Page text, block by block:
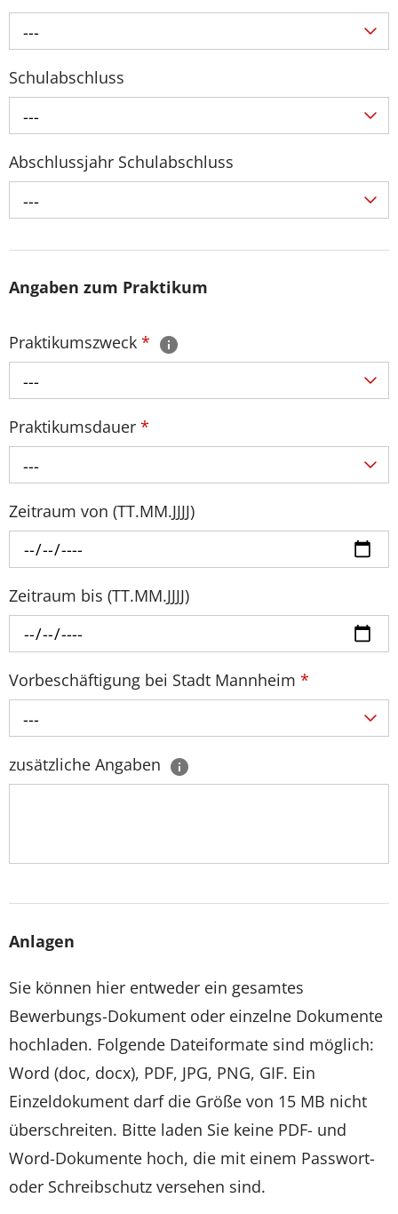
---
Schulabschluss
---
Abschlussjahr Schulabschluss
---
Angaben zum Praktikum
Praktikumszweck *
---
Praktikumsdauer *
---
Zeitraum von (TT.MM.JJJJ)
Zeitraum bis (TT.MM.JJJJ)
Vorbeschäftigung bei Stadt Mannheim *
---
zusätzliche Angaben
Anlagen
Sie können hier entweder ein gesamtes
Bewerbungs-Dokument oder einzelne Dokumente
hochladen. Folgende Dateiformate sind möglich:
Word (doc, docx), PDF, JPG, PNG, GIF. Ein
Einzeldokument darf die Größe von 15 MB nicht
überschreiten. Bitte laden Sie keine PDF- und
Word-Dokumente hoch, die mit einem Passwort-
oder Schreibschutz versehen sind.